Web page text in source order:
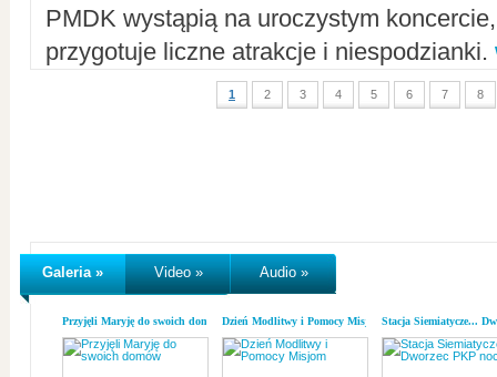
PMDK wystąpią na uroczystym
przygotuje liczne atrakcje i niespodzianki.
1 2 3 4 5 6 7 8
Galeria » Video » Audio »
Przyjęli Maryję do swoich domówDzień Modlitwy i Pomocy MisjomStacja Siemiatycze...